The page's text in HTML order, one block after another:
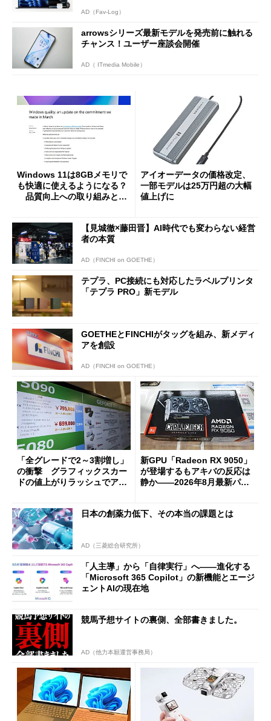
AD（Fav-Log）
arrowsシリーズ最新モデルを発売前に触れる
チャンス！ユーザー座談会開催
AD（ ITmedia Mobile）
Windows 11は8GBメモリで
も快適に使えるようになる？
品質向上への取り組みと
アイオーデータの価格改定、
一部モデルは25万円超の大幅
値上げに
【見城徹×藤田晋】AI時代でも変わらない経営
者の本質
AD（FINCHI on GOETHE）
テプラ、PC接続にも対応したラベルプリンタ
「テプラ PRO」新モデル
GOETHEとFINCHIがタッグを組み、新メディ
アを創設
AD（FINCHI on GOETHE）
「全グレードで2～3割増し」
の衝撃 グラフィックスカー
ドの値上がりラッシュでアキ
新GPU「Radeon RX 9050」
が登場するもアキバの反応は
静か――2026年8月最新パー
日本の創薬力低下、その本当の課題とは
AD（三菱総合研究所）
「人主導」から「自律実行」へ――進化する
「Microsoft 365 Copilot」の新機能とエージ
ェントAIの現在地
競馬予想サイトの裏側、全部書きました。
AD（他力本願運営事務局）